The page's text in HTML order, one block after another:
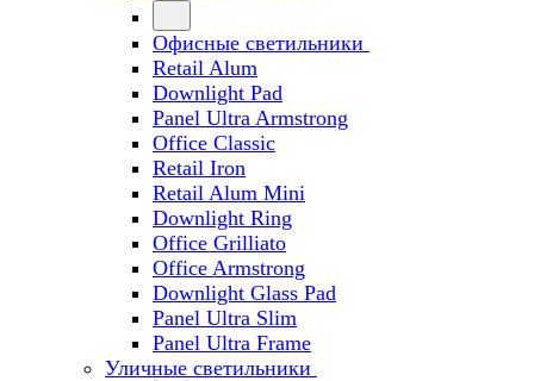
Офисные светильники
Retail Alum
Downlight Pad
Panel Ultra Armstrong
Office Classic
Retail Iron
Retail Alum Mini
Downlight Ring
Office Grilliato
Office Armstrong
Downlight Glass Pad
Panel Ultra Slim
Panel Ultra Frame
Уличные светильники